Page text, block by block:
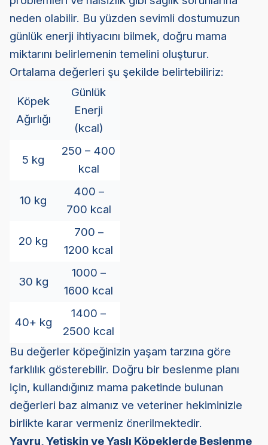
neden olabilir. Bu yüzden sevimli dostumuzun
günlük enerji ihtiyacını bilmek, doğru mama
miktarını belirlemenin temelini oluşturur.
Ortalama değerleri şu şekilde belirtebiliriz:
Köpek
Ağırlığı
Günlük
Enerji
(kcal)
5 kg
250 – 400
kcal
10 kg
400 –
700 kcal
20 kg
700 –
1200 kcal
30 kg
1000 –
1600 kcal
40+ kg
1400 –
2500 kcal
Bu değerler köpeğinizin yaşam tarzına göre
farklılık gösterebilir. Doğru bir beslenme planı
için, kullandığınız mama paketinde bulunan
değerleri baz almanız ve veteriner hekiminizle
birlikte karar vermeniz önerilmektedir.
Yavru, Yetişkin ve Yaşlı Köpeklerde Beslenme